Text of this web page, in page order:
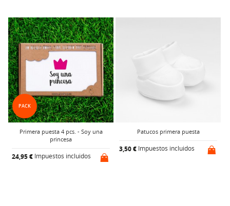
PACK
Primera puesta 4 pcs. - Soy una
princesa
24,95 € Impuestos incluidos
Patucos primera puesta
3,50 € Impuestos incluidos